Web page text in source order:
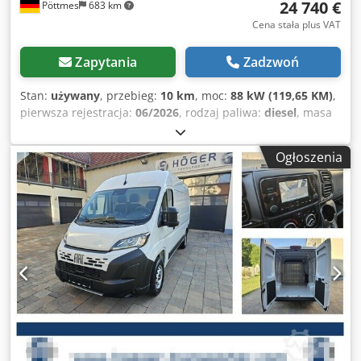
inteligentny asystent prędkości. 5EM – Przyciemniane
reflektory. 4DH – Koło zapasowe w pełnym rozmiarze z
pieszych podczas cofania. 5DE – System Start & Stop. 0AA –
Pakiet Eco z systemem Stop&Start, w tym włącznik,
inteligentna alternatywa (200 A), elektryczna pompa
paliwa. 806 – Podgrzewany filtr paliwa. Hak holowniczy (2,5
tony). Dopłata za wersję 3,5 tony: 500 EUR netto (montaż w
późniejszym terminie). Z przyjemnością przygotujemy dla
Państwa ofertę finansowania lub leasingu. Opcjonalnie
oferujemy: komplet kół zimowych na stalowych felgach
215/70 R15 109/107R Nexen Winguard WT1, cena netto 740
EUR. Komplet kół zimowych na stalowych felgach 215/70
R15 109/107R BRIDGESTONE W810, cena netto 840 EUR.
Komplet kół zimowych na stalowych felgach 215/70 R15
109/107R PIRELLI CARRI. Dwsdpfx Aezbdh Hohboa
Pöttmes 683 km 24 740 €
Cena stała plus VAT
Zapytania Zadzwoń
Stan: używany, przebieg: 10 km, moc: 88 kW (119,65 KM),
pierwsza rejestracja: 06/2026, rodzaj paliwa: diesel, masa
, maksymalna waga ładunku:
całkowita:3 000 kg, rozmiar opony:215/70R15C,
konfiguracja osi:4x2, rozstaw osi:3 450 mm, następna
inspekcja (TÜV):06/2028 , Emisje CO₂:166 g/km, zużycie
paliwa (miejski):7,3 l/100km, zużycie paliwa (poza
miastem):5,3 l/100km, zużycie paliwa (łączone):6,3
l/100km, kolor:biały, typ przekładni:mechaniczny,
zawieszenie:stal, liczba miejsc:3, całkowita długość:5 413
mm, objętość przestrzeni ładunkowej: 11 m³ , długość
przestrzeni ładunkowej: 3 120 mm, szerokość przestrzeni
ładunkowej:1 870 mm, wysokość przestrzeni ładunkowej:
1 932 mm, Rok budowy:2026, rozmiar przedniej opony:
215/70R15C, rozmiar tylnej opony:215/70R15C,
Wyposażenie:ABS, airbag, centralny zamek, drzwi
Ogłoszenia